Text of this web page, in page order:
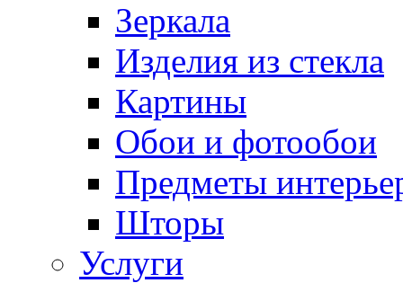
Зеркала
Изделия из стекла
Картины
Обои и фотообои
Предметы
Шторы
Услуги